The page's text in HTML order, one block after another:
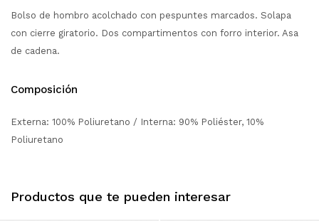
Bolso de hombro acolchado con pespuntes marcados. Solapa
con cierre giratorio. Dos compartimentos con forro interior. Asa
de cadena.
Composición
Externa: 100% Poliuretano / Interna: 90% Poliéster, 10%
Poliuretano
Productos que te pueden interesar